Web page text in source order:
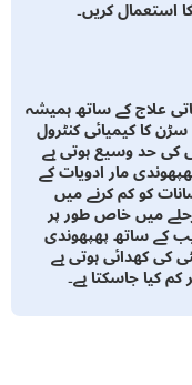
کے ساتھ ہمیشہ
کنٹرول
وسیع ہوتی ہے
مار ادویات کے
کم کرنے میں
خاص طور پر
پھپھوندی
ہوتی ہے
ہے۔